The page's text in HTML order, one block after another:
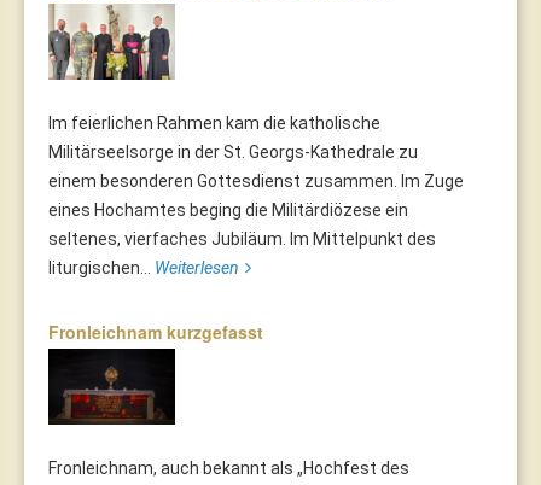
Im feierlichen Rahmen kam die katholische
Militärseelsorge in der St. Georgs-Kathedrale zu
einem besonderen Gottesdienst zusammen. Im Zuge
eines Hochamtes beging die Militärdiözese ein
seltenes, vierfaches Jubiläum. Im Mittelpunkt des
liturgischen... Weiterlesen
Fronleichnam kurzgefasst
Fronleichnam, auch bekannt als „Hochfest des